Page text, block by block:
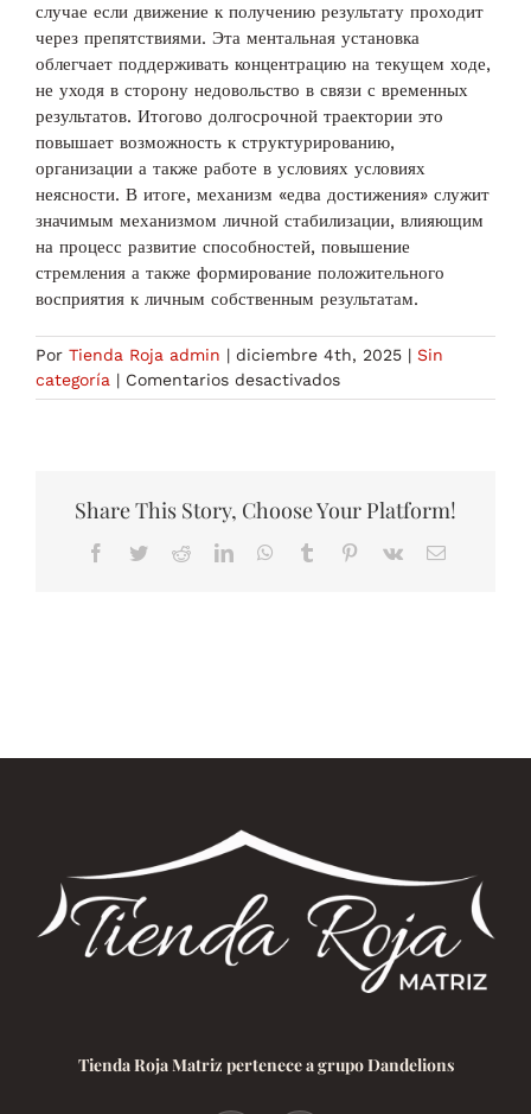
случае если движение к получению результату проходит
через препятствиями. Эта ментальная установка
облегчает поддерживать концентрацию на текущем ходе,
не уходя в сторону недовольство в связи с временных
результатов. Итогово долгосрочной траектории это
повышает возможность к структурированию,
организации а также работе в условиях условиях
неясности. В итоге, механизм «едва достижения» служит
значимым механизмом личной стабилизации, влияющим
на процесс развитие способностей, повышение
стремления а также формирование положительного
восприятия к личным собственным результатам.
Por Tienda Roja admin | diciembre 4th, 2025 | Sin
categoría | Comentarios desactivadosen
Как
победы»
Share This Story, Choose Your Platform!
Facebook
TwitterRedditLinkedInWhatsApp
Tumblr Pinterest
Vk
Correo
Tienda Roja Matriz pertenece a grupo Dandelions